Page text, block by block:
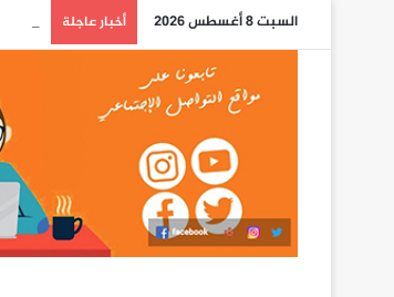
السبت 8 أغسطس 2026 أخبار عاجلة